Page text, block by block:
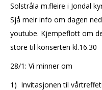
Solstråla m.fleire i Jondal
Sjå meir info om dagen
youtube. Kjempeflott om
store til konserten kl.16.30
28/1: Vi minner om
1) Invitasjonen til